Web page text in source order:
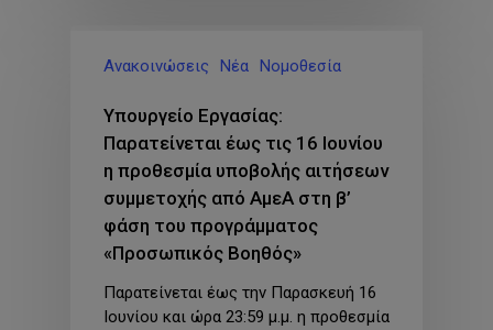
Ανακοινώσεις Νέα Νομοθεσία
Υπουργείο Εργασίας:
Παρατείνεται έως τις 16 Ιουνίου
η προθεσμία υποβολής αιτήσεων
συμμετοχής από ΑμεΑ στη β’
φάση του προγράμματος
«Προσωπικός Βοηθός»
Παρατείνεται έως την Παρασκευή 16
Ιουνίου και ώρα 23:59 μ.μ. η προθεσμία